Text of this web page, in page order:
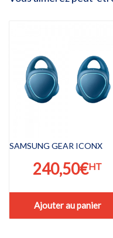
SAMSUNG GEAR ICONX
240,50€HT
Ajouter au panier